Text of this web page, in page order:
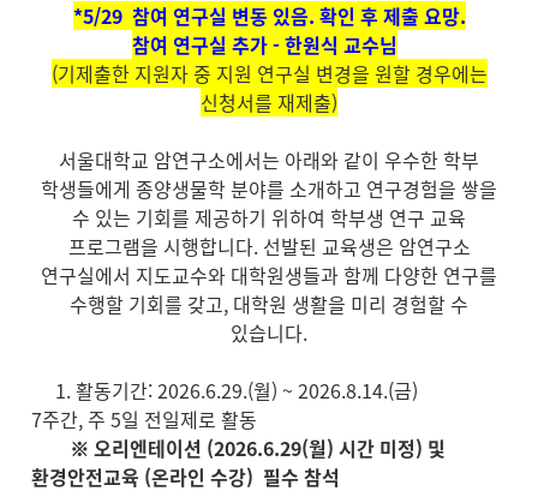
*5/29 참여 연구실 변동 있음. 확인 후 제출 요망.
참여 연구실 추가 - 한원식 교수님
(기제출한 지원자 중 지원 연구실 변경을 원할 경우에는
신청서를 재제출)
서울대학교 암연구소에서는 아래와 같이 우수한 학부
학생들에게 종양생물학 분야를 소개하고 연구경험을 쌓을
수 있는 기회를 제공하기 위하여 학부생 연구 교육
프로그램을 시행합니다. 선발된 교육생은 암연구소
연구실에서 지도교수와 대학원생들과 함께 다양한 연구를
수행할 기회를 갖고, 대학원 생활을 미리 경험할 수
있습니다.
1. 활동기간: 2026.6.29.(월) ~ 2026.8.14.(금)
7주간, 주 5일 전일제로 활동
※ 오리엔테이션 (2026.6.29(월) 시간 미정) 및
환경안전교육 (온라인 수강) 필수 참석